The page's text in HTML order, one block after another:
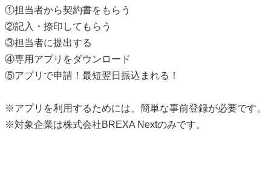
①担当者から契約書をもらう
②記入・捺印してもらう
③担当者に提出する
④専用アプリをダウンロード
⑤アプリで申請！最短翌日振込まれる！
※アプリを利用するためには、簡単な事前登録が必要です。
※対象企業は株式会社BREXA Nextのみです。